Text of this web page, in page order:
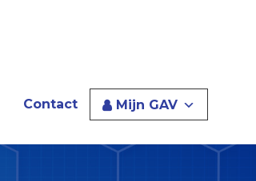
Contact Mijn GAV